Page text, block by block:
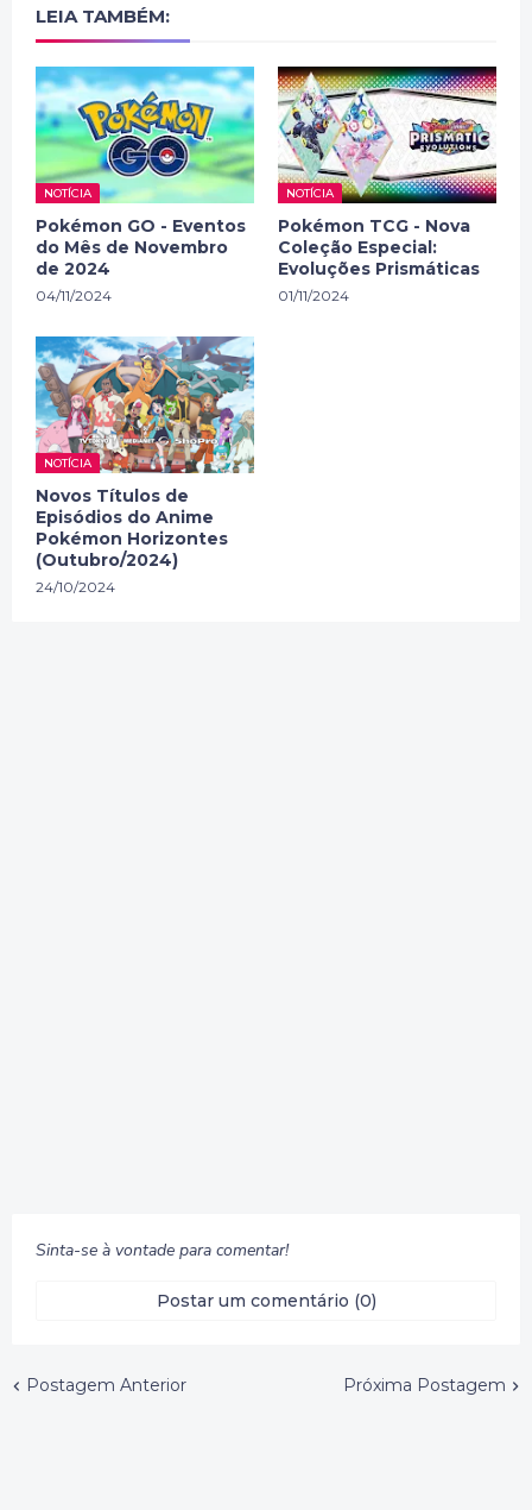
LEIA TAMBÉM:
NOTÍCIA
Pokémon GO - Eventos
do Mês de Novembro
de 2024
04/11/2024
NOTÍCIA
Pokémon TCG - Nova
Coleção Especial:
Evoluções Prismáticas
01/11/2024
NOTÍCIA
Novos Títulos de
Episódios do Anime
Pokémon Horizontes
(Outubro/2024)
24/10/2024
Sinta-se à vontade para comentar!
Postar um comentário (0)
Postagem Anterior Próxima Postagem